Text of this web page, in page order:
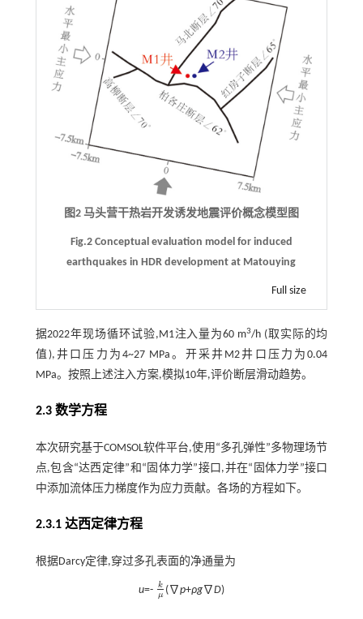
图2 马头营干热岩开发诱发地震评价概念模型图
Fig.2 Conceptual evaluation model for induced
earthquakes in HDR development at Matouying
Full size
据2022年现场循环试验,M1注入量为60 m3/h (取实际的均
值),井口压力为4~27 MPa。开采井M2井口压力为0.04
MPa。按照上述注入方案,模拟10年,评价断层滑动趋势。
2.3 数学方程
本次研究基于COMSOL软件平台,使用“多孔弹性”多物理场节
点,包含“达西定律”和“固体力学”接口,并在“固体力学”接口
中添加流体压力梯度作为应力贡献。各场的方程如下。
2.3.1 达西定律方程
根据Darcy定律,穿过多孔表面的净通量为
u=-
k
μ
kμ(∇p+ρg∇D)